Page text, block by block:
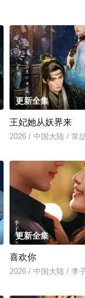
更新全集
王妃她从妖界来
2026 / 中国大陆 / 常
更新全集
喜欢你
2026 / 中国大陆 / 李